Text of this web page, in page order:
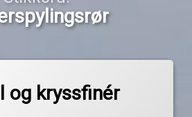
og kryssfinér